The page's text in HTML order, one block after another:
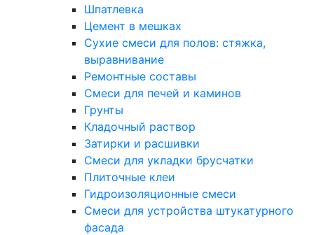
Шпатлевка
Цемент в мешках
Сухие смеси для полов: стяжка,
выравнивание
Ремонтные составы
Смеси для печей и каминов
Грунты
Кладочный раствор
Затирки и расшивки
Смеси для укладки брусчатки
Плиточные клеи
Гидроизоляционные смеси
Смеси для устройства штукатурного
фасада